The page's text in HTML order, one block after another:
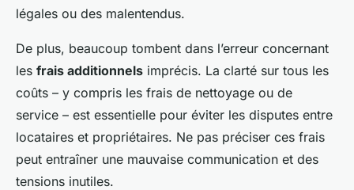
légales ou des malentendus.
De plus, beaucoup tombent dans l’erreur concernant
les frais additionnels imprécis. La clarté sur tous les
coûts – y compris les frais de nettoyage ou de
service – est essentielle pour éviter les disputes entre
locataires et propriétaires. Ne pas préciser ces frais
peut entraîner une mauvaise communication et des
tensions inutiles.